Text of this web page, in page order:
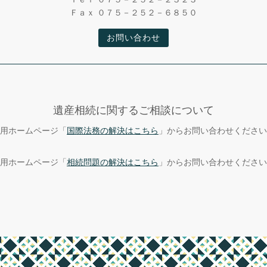
Ｆａｘ ０７５－２５２－６８５０
お問い合わせ
遺産相続に関するご相談について
ホームページ「 国際法務の解決はこちら 」からお問い合わせくださ
ホームページ「 相続問題の解決はこちら 」からお問い合わせくださ